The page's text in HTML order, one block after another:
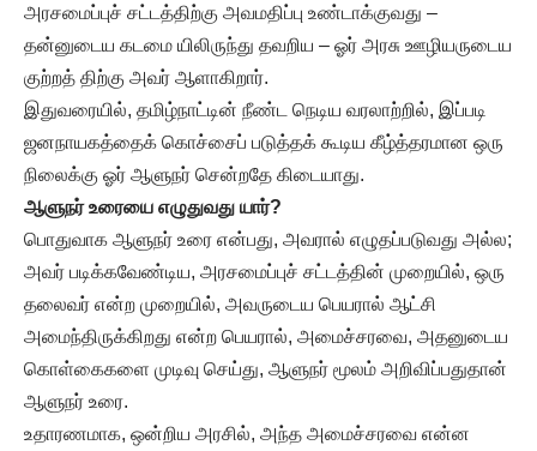
அரசமைப்புச் சட்டத்திற்கு அவமதிப்பு உண்டாக்குவது –
தன்னுடைய கடமை யிலிருந்து தவறிய – ஓர் அரசு ஊழியருடைய
குற்றத் திற்கு அவர் ஆளாகிறார்.
இதுவரையில், தமிழ்நாட்டின் நீண்ட நெடிய வரலாற்றில், இப்படி
ஜனநாயகத்தைக் கொச்சைப் படுத்தக் கூடிய கீழ்த்தரமான ஒரு
நிலைக்கு ஓர் ஆளுநர் சென்றதே கிடையாது.
ஆளுநர் உரையை எழுதுவது யார்?
பொதுவாக ஆளுநர் உரை என்பது, அவரால் எழுதப்படுவது அல்ல;
அவர் படிக்கவேண்டிய, அரசமைப்புச் சட்டத்தின் முறையில், ஒரு
தலைவர் என்ற முறையில், அவருடைய பெயரால் ஆட்சி
அமைந்திருக்கிறது என்ற பெயரால், அமைச்சரவை, அதனுடைய
கொள்கைகளை முடிவு செய்து, ஆளுநர் மூலம் அறிவிப்பதுதான்
ஆளுநர் உரை.
உதாரணமாக, ஒன்றிய அரசில், அந்த அமைச்சரவை என்ன